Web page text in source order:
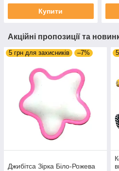
Купити
Акційні пропозиції та
5 грн для захисників –7%
Джибітса Зірка Біло-Рожева